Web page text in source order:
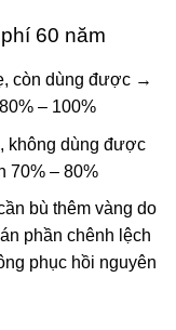
60 năm
còn dùng được →
– 100%
không dùng được
70% – 80%
bù thêm vàng do
phần chênh lệch
phục hồi nguyên